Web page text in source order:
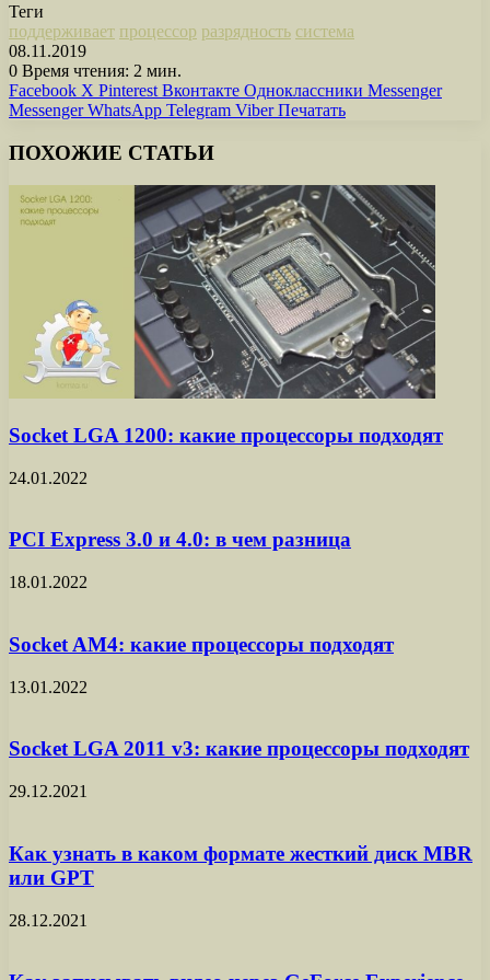
Теги
поддерживает процессор разрядность система
08.11.2019
0 Время чтения: 2 мин.
Facebook X Pinterest Вконтакте Одноклассники Messenger
Messenger WhatsApp Telegram Viber Печатать
ПОХОЖИЕ СТАТЬИ
Socket LGA 1200: какие процессоры подходят
24.01.2022
PCI Express 3.0 и 4.0: в чем разница
18.01.2022
Socket AM4: какие процессоры подходят
13.01.2022
Socket LGA 2011 v3: какие процессоры подходят
29.12.2021
Как узнать в каком формате жесткий диск MBR
или GPT
28.12.2021